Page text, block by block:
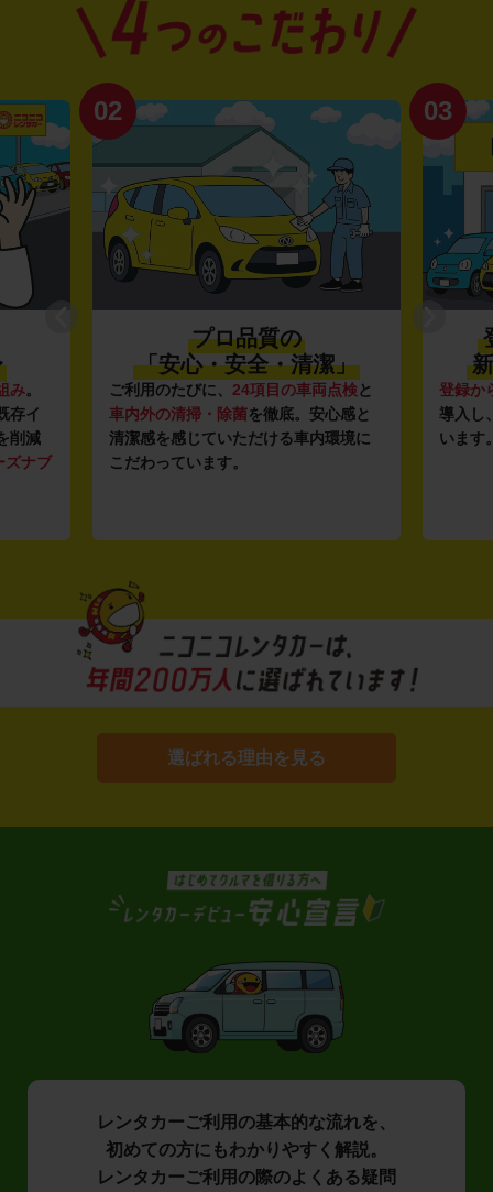
み。
存イ
削減
ズナブ
02
プロ品質の
「安心・安全・清潔」
ご利用のたびに、 24項目の車両点検と
車内外の清掃・除菌を徹底。安心感と
清潔感を感じていただける車内環境に
こだわっています。
03
登録か
導入し
います
選ばれる理由を見る
レンタカーご利用の基本的な流れを、
初めての方にもわかりやすく解説。
レンタカーご利用の際のよくある疑問